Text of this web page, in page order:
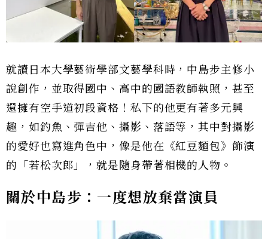
就讀日本大學藝術學部文藝學科時，中島步主修小
說創作，並取得國中、高中的國語教師執照，甚至
還擁有空手道初段資格！私下的他更有著多元興
趣，如釣魚、彈吉他、攝影、落語等，其中對攝影
的愛好也寫進角色中，像是他在《紅豆麵包》飾演
的「若松次郎」，就是隨身帶著相機的人物。
關於中島步：一度想放棄當演員